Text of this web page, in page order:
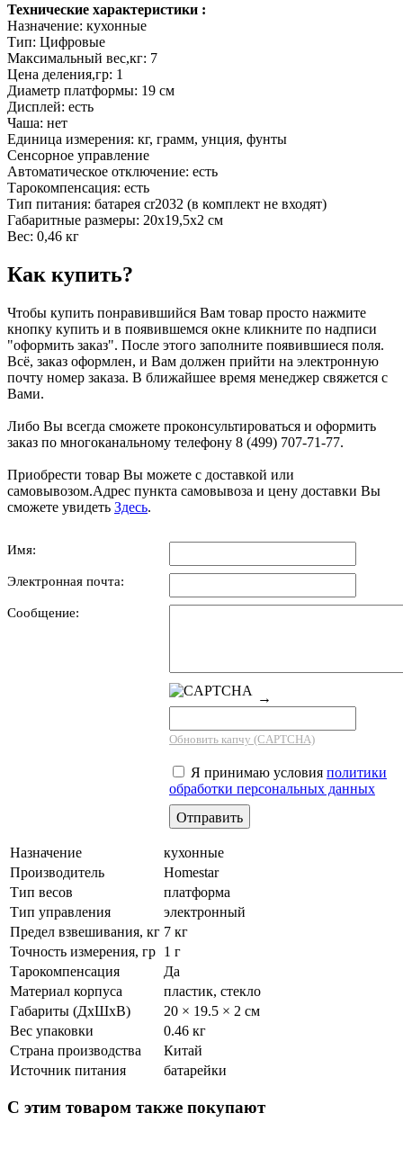
Технические характеристики :
Назначение: кухонные
Тип: Цифровые
Максимальный вес,кг: 7
Цена деления,гр: 1
Диаметр платформы: 19 см
Дисплей: есть
Чаша: нет
Единица измерения: кг, грамм, унция, фунты
Сенсорное управление
Автоматическое отключение: есть
Тарокомпенсация: есть
Тип питания: батарея cr2032 (в комплект не входят)
Габаритные размеры: 20х19,5х2 см
Вес: 0,46 кг
Как купить?
Чтобы купить понравившийся Вам товар просто нажмите
кнопку купить и в появившемся окне кликните по надписи
"оформить заказ". После этого заполните появившиеся поля.
Всё, заказ оформлен, и Вам должен прийти на электронную
почту номер заказа. В ближайшее время менеджер свяжется с
Вами.
Либо Вы всегда сможете проконсультироваться и оформить
заказ по многоканальному телефону 8 (499) 707-71-77.
Приобрести товар Вы можете с доставкой или
самовывозом.Адрес пункта самовывоза и цену доставки Вы
сможете увидеть Здесь.
Имя:
Электронная почта:
Сообщение:
→
Обновить капчу (CAPTCHA)
Я принимаю условия политики
обработки персональных данных
Назначение
кухонные
Производитель
Homestar
Тип весов
платформа
Тип управления
электронный
Предел взвешивания, кг 7 кг
Точность измерения, гр 1 г
Тарокомпенсация
Да
Материал корпуса
пластик, стекло
Габариты (ДхШхВ)
20 × 19.5 × 2 см
Вес упаковки
0.46 кг
Страна производства
Китай
Источник питания
батарейки
С этим товаром также покупают